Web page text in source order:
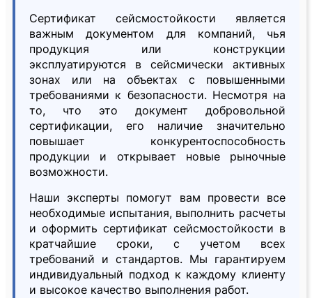
Сертификат сейсмостойкости является
важным документом для компаний, чья
продукция или конструкции
эксплуатируются в сейсмически активных
зонах или на объектах с повышенными
требованиями к безопасности. Несмотря на
то, что это документ добровольной
сертификации, его наличие значительно
повышает конкурентоспособность
продукции и открывает новые рыночные
возможности.
Наши эксперты помогут вам провести все
необходимые испытания, выполнить расчеты
и оформить сертификат сейсмостойкости в
кратчайшие сроки, с учетом всех
требований и стандартов. Мы гарантируем
индивидуальный подход к каждому клиенту
и высокое качество выполнения работ.